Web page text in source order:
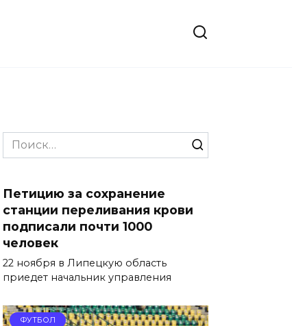
Search
for:
Петицию за сохранение
станции переливания крови
подписали почти 1000
человек
22 ноября в Липецкую область
приедет начальник управления
ФУТБОЛ